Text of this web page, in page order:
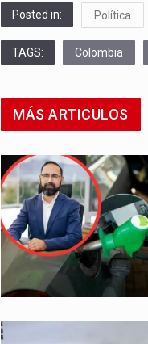
Posted in: Política
TAGS: Colombia
MÁS ARTICULOS